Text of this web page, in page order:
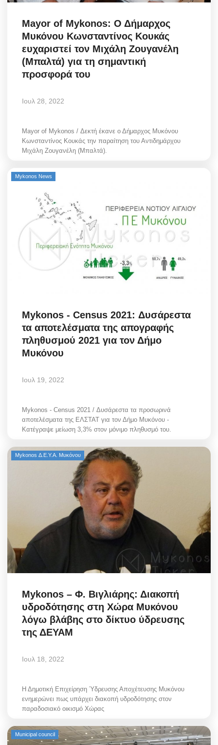
Mayor of Mykonos: Ο Δήμαρχος
Μυκόνου Κωνσταντίνος Κουκάς
ευχαριστεί τον Μιχάλη Ζουγανέλη
(Μπαλτά) για τη σημαντική
προσφορά του
Ιουλ 28, 2022
Mayor of Mykonos / Δεκτή έκανε ο Δήμαρχος Μυκόνου
Κωνσταντίνος Κουκάς την παραίτηση του Αντιδημάρχου
Μιχάλη Ζουγανέλη (Μπαλτά).
Mykonos News
Mykonos - Census 2021: Δυσάρεστα
τα αποτελέσματα της απογραφής
πληθυσμού 2021 για τον Δήμο
Μυκόνου
Ιουλ 19, 2022
Mykonos - Census 2021 / Δυσάρεστα τα προσωρινά
αποτελέσματα της ΕΛΣΤΑΤ για τον Δήμο Μυκόνου -
Κατέγραψε μείωση 3,3% στον μόνιμο πληθυσμό του.
Mykonos Δ.Ε.Υ.Α. Μυκόνου
Mykonos – Φ. Βιγλιάρης: Διακοπή
υδροδότησης στη Χώρα Μυκόνου
λόγω βλάβης στο δίκτυο ύδρευσης
της ΔΕΥΑΜ
Ιουλ 18, 2022
Η Δημοτική Επιχείρηση Ύδρευσης Αποχέτευσης Μυκόνου
ενημερώνει πως υπάρχει διακοπή υδροδότησης στον
παραδοσιακό οικισμό Χώρας
Municipal council